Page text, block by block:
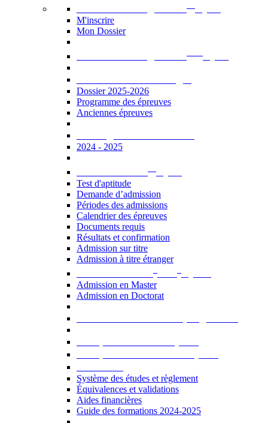
M'inscrire
Mon Dossier
Dossier 2025-2026
Programme des épreuves
Anciennes épreuves
2024 - 2025
Test d'aptitude
Demande d’admission
Périodes des admissions
Calendrier des épreuves
Documents requis
Résultats et confirmation
Admission sur titre
Admission à titre étranger
Admission en Master
Admission en Doctorat
Système des études et règlement
Équivalences et validations
Aides financières
Guide des formations 2024-2025